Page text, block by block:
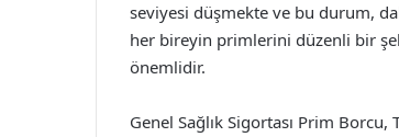
seviyesi düşmekte ve bu durum,
her bireyin primlerini düzenli bir
önemlidir.
Genel Sağlık Sigortası Prim